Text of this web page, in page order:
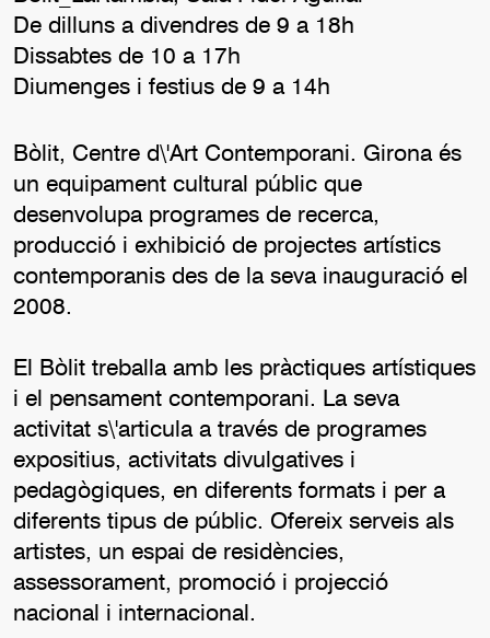
Bòlit, Centre d\'Art Contemporani. Girona és
un equipament cultural públic que
desenvolupa programes de recerca,
producció i exhibició de projectes artístics
contemporanis des de la seva inauguració el
2008.
El Bòlit treballa amb les pràctiques artístiques
i el pensament contemporani. La seva
activitat s\'articula a través de programes
expositius, activitats divulgatives i
pedagògiques, en diferents formats i per a
diferents tipus de públic. Ofereix serveis als
artistes, un espai de residències,
assessorament, promoció i projecció
nacional i internacional.
De dilluns a divendres de 9 a 18h
Dissabtes de 10 a 17h
Diumenges i festius de 9 a 14h